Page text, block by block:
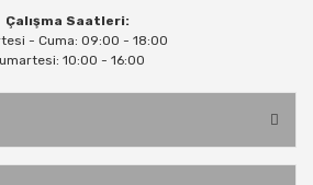
Çalışma Saatleri:
- Cuma: 09:00 - 18:00
10:00 - 16:00